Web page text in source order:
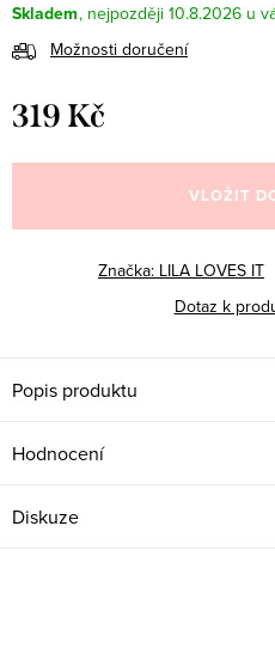
Skladem
10.8.2026
Možnosti doručení
319 Kč
cena:
VLOŽIT
Značka: LILA LOVES IT
Dotaz k
Popis produktu
Hodnocení
Diskuze